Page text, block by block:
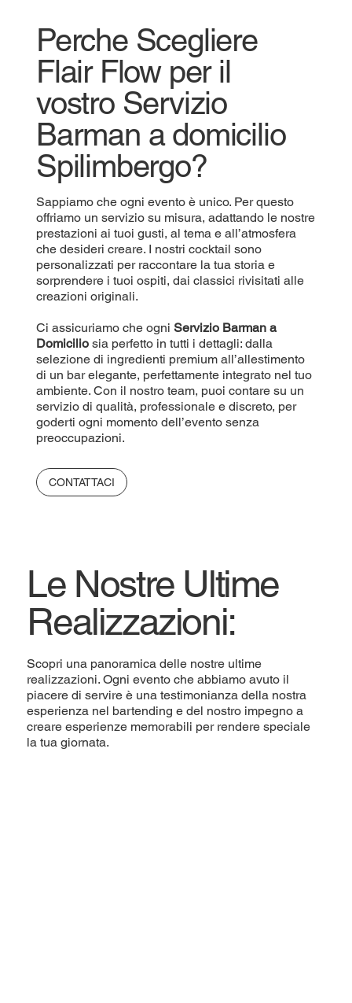
Perche Scegliere
Flair Flow per il
vostro Servizio
Barman a domicilio
Spilimbergo?
Sappiamo che ogni evento è unico. Per questo
offriamo un servizio su misura, adattando le nostre
prestazioni ai tuoi gusti, al tema e all’atmosfera
che desideri creare. I nostri cocktail sono
personalizzati per raccontare la tua storia e
sorprendere i tuoi ospiti, dai classici rivisitati alle
creazioni originali.
Ci assicuriamo che ogni Servizio Barman a
Domiciliosia perfetto in tutti i dettagli: dalla
selezione di ingredienti premium all’allestimento
di un bar elegante, perfettamente integrato nel tuo
ambiente. Con il nostro team, puoi contare su un
servizio di qualità, professionale e discreto, per
goderti ogni momento dell’evento senza
preoccupazioni.
CONTATTACI
Le Nostre Ultime
Realizzazioni:
Scopri una panoramica delle nostre ultime
realizzazioni. Ogni evento che abbiamo avuto il
piacere di servire è una testimonianza della nostra
esperienza nel bartending e del nostro impegno a
creare esperienze memorabili per rendere speciale
la tua giornata.